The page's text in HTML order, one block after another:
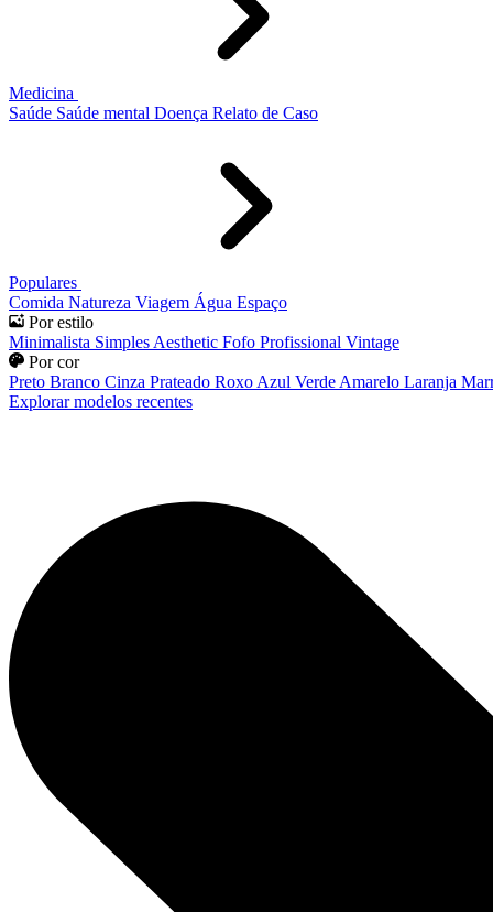
Medicina
Saúde Saúde mental Doença Relato de Caso
Populares
Comida Natureza Viagem Água Espaço
Por estilo
Minimalista Simples Aesthetic Fofo Profissional Vintage
Por cor
Preto Branco Cinza Prateado Roxo Azul Verde Amarelo Laranja
Explorar modelos recentes